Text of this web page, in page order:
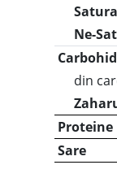
Ne-
din
Proteine
Sare